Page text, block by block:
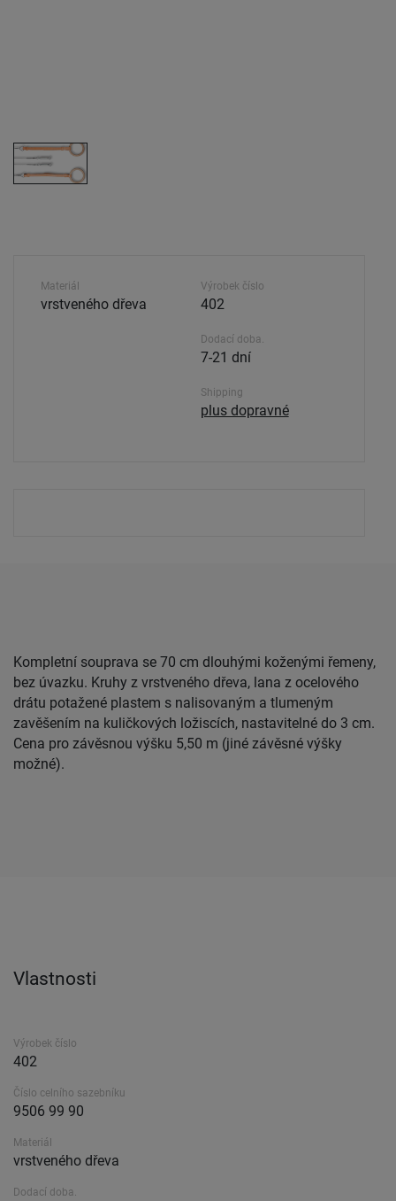
Materiál
vrstveného dřeva
Výrobek číslo
402
Dodací doba.
7-21 dní
Shipping
plus dopravné
Kompletní souprava se 70 cm dlouhými koženými řemeny,
bez úvazku. Kruhy z vrstveného dřeva, lana z ocelového
drátu potažené plastem s nalisovaným a tlumeným
zavěšením na kuličkových ložiscích, nastavitelné do 3 cm.
Cena pro závěsnou výšku 5,50 m (jiné závěsné výšky
možné).
Vlastnosti
Výrobek číslo
402
Číslo celního sazebníku
9506 99 90
Materiál
vrstveného dřeva
Dodací doba.